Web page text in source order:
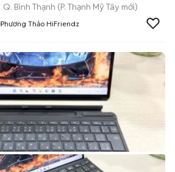
Q. Bình Thạnh (P. Thạnh Mỹ Tây mới)
Phương Thảo HiFriendz